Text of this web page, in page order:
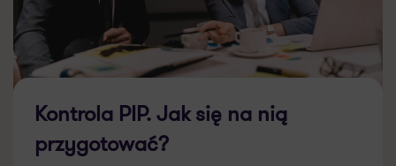
Kontrola PIP. Jak się na nią
przygotować?